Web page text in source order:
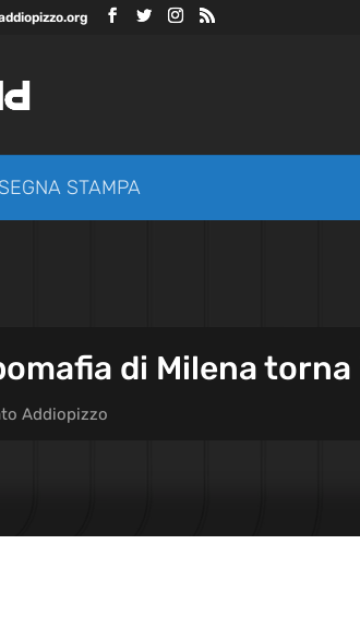
STAMPA
di Milena
Addiopizzo